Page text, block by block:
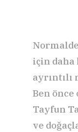
için daha
ayrıntılı
Ben
Tayfun
ve